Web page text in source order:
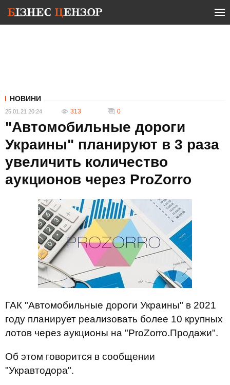
НОВИНИ
25.01.21 20:24 313 0
"Автомобильные дороги
Украины" планируют в 3 раза
увеличить количество
аукционов через ProZorro
ГАК "Автомобильные дороги Украины" в 2021
году планирует реализовать более 10 крупных
лотов через аукционы на "ProZorro.Продажи".
Об этом говорится в сообщении
"Укравтодора".